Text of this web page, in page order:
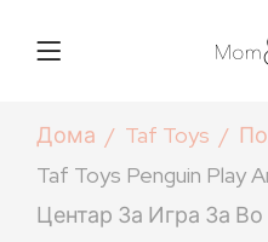
Дома Taf Toys
Taf Toys Penguin Play
Центар За Игра За